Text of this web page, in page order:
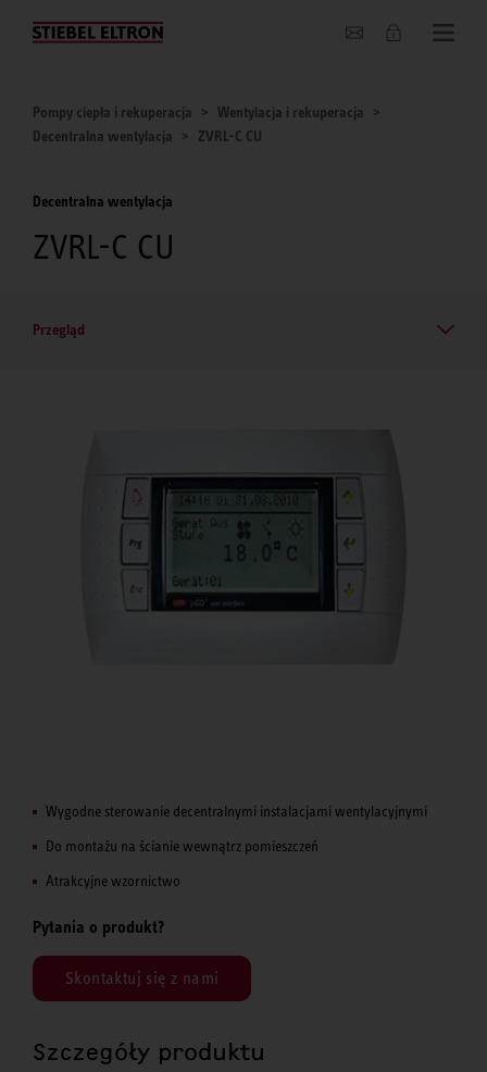
O nas
Pompy ciepła i rekuperacja
Wentylacja i rekuperacja
Decentralna wentylacja
ZVRL-C CU
Decentralna wentylacja
ZVRL-C CU
Przegląd
Wygodne sterowanie decentralnymi instalacjami wentylacyjnymi
Do montażu na ścianie wewnątrz pomieszczeń
Atrakcyjne wzornictwo
Pytania o produkt?
Skontaktuj się z nami
Szczegóły produktu